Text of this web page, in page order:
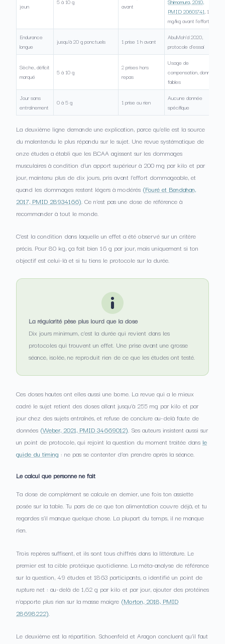
jeun
avant
PMID 20601741, 100
mg/kg avant l’effort
Endurance
longue
jusqu’à 20 g ponctuels 1 prise 1 h avant
AbuMoh’d 2020,
protocole d’essai
Sèche, déficit
marqué
5 à 10 g
2 prises hors
repas
Usage de
compensation, données
faibles
Jour sans
entraînement
0 à 5 g 1 prise ou rien
Aucune donnée
spécifique
La deuxième ligne demande une explication, parce qu’elle est la source
du malentendu le plus répandu sur le sujet. Une revue systématique de
onze études a établi que les BCAA agissent sur les dommages
musculaires à condition d’un apport supérieur à 200 mg par kilo et par
jour, maintenu plus de dix jours, pris avant l’effort dommageable, et
quand les dommages restent légers à modérés (Fouré et Bendahan,
2017, PMID 28934166) . Ce n’est pas une dose de référence à
recommander à tout le monde.
C’est la condition dans laquelle un effet a été observé sur un critère
précis. Pour 80 kg, ça fait bien 16 g par jour, mais uniquement si ton
objectif est celui-là et si tu tiens le protocole sur la durée.
La régularité pèse plus lourd que la dose
Dix jours minimum, c’est la durée qui revient dans les
protocoles qui trouvent un effet. Une prise avant une grosse
séance, isolée, ne reproduit rien de ce que les études ont testé.
Ces doses hautes ont elles aussi une borne. La revue qui a le mieux
cadré le sujet retient des doses allant jusqu’à 255 mg par kilo et par
jour chez des sujets entraînés, et refuse de conclure au-delà faute de
données (Weber, 2021, PMID 34669012). Ses auteurs insistent aussi sur
un point de protocole, qui rejoint la question du moment traitée dans le
guide du timing : ne pas se contenter d’en prendre après la séance.
Le calcul que personne ne fait
Ta dose de complément se calcule en dernier, une fois ton assiette
posée sur la table. Tu pars de ce que ton alimentation couvre déjà, et tu
regardes s’il manque quelque chose. La plupart du temps, il ne manque
rien.
Trois repères suffisent, et ils sont tous chiffrés dans la littérature. Le
premier est ta cible protéique quotidienne. La méta-analyse de référence
sur la question, 49 études et 1863 participants, a identifié un point de
rupture net : au-delà de 1,62 g par kilo et par jour, ajouter des protéines
n’apporte plus rien sur la masse maigre (Morton, 2018, PMID
28698222)
Le deuxième est la répartition. Schoenfeld et Aragon concluent qu’il faut